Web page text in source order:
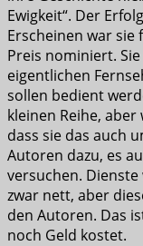
Ewigkeit“. Der
Erscheinen war sie
Preis nominiert.
eigentlichen
sollen bedient
kleinen Reihe,
dass sie das auch
Autoren dazu, es
versuchen.
zwar nett, aber
den Autoren. Das
noch Geld kostet.